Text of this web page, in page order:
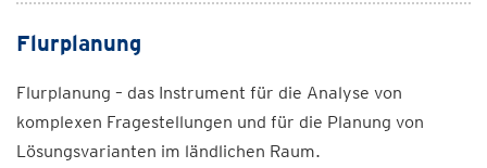
Flurplanung
Flurplanung – das Instrument für die Analyse von
komplexen Fragestellungen und für die Planung von
Lösungsvarianten im ländlichen Raum.